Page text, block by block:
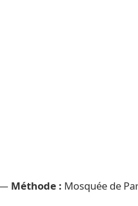
Méthode : Mosquée de